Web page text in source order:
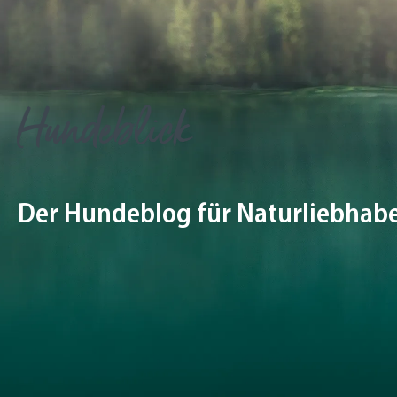
Hundeblick
Der Hundeblog für